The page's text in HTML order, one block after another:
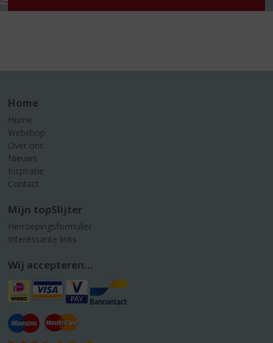
Home
Home
Webshop
Over ons
Nieuws
Inspiratie
Contact
Mijn topSlijter
Herroepingsformulier
Interessante links
Wij accepteren...